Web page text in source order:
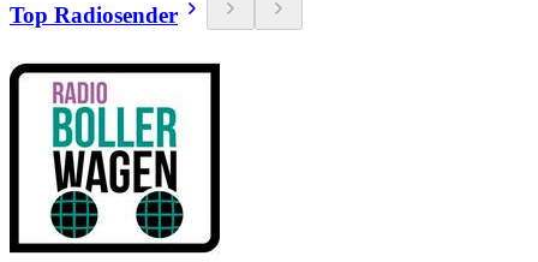
Top Radiosender